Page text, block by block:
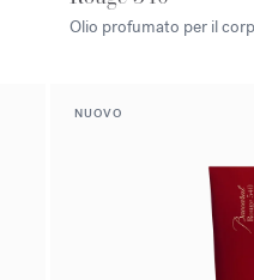
Olio profumato per il
NUOVO